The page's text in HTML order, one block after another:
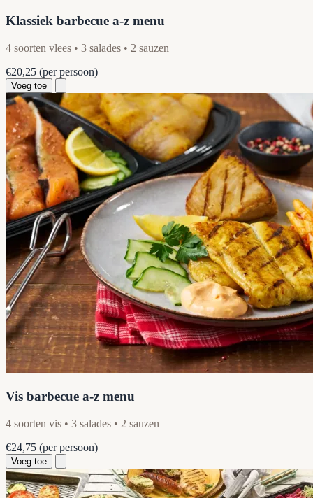
Klassiek barbecue a-z menu
4 soorten vlees • 3 salades • 2 sauzen
€20,25 (per persoon)
Voeg toe
Vis barbecue a-z menu
4 soorten vis • 3 salades • 2 sauzen
€24,75 (per persoon)
Voeg toe